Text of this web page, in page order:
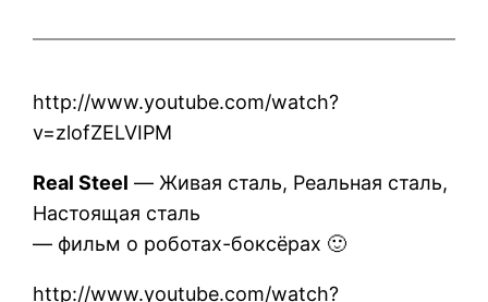
http://www.youtube.com/watch?
v=zlofZELVIPM
Real Steel — Живая сталь, Реальная сталь,
Настоящая сталь
— фильм о роботах-боксёрах 🙂
http://www.youtube.com/watch?